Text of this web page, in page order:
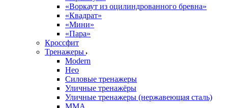
«Воркаут из оцилиндрованного бревна»
«Квадрат»
«Мини»
«Пара»
Кроссфит
Тренажеры
Modern
Нео
Силовые тренажеры
Уличные тренажёры
Уличные тренажеры (нержавеющая сталь)
ММА